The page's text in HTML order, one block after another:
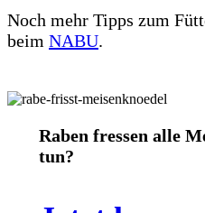
Noch mehr Tipps zum
beim NABU.
Raben fressen alle
tun?